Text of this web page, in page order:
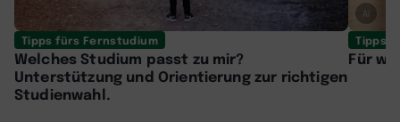
Tipps fürs Fernstudium
Welches Studium passt zu mir?
Unterstützung und Orientierung zur richtigen
Studienwahl.
AI
Tipps
Für